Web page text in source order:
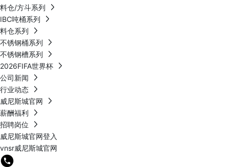
料仓/方斗系列
IBC吨桶系列
料仓系列
不锈钢桶系列
不锈钢槽系列
2026FIFA世界杯
公司新闻
行业动态
威尼斯城官网
薪酬福利
招聘岗位
威尼斯城官网登入
vnsr威尼斯城官网